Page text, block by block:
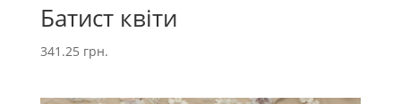
Батист квіти
341.25 грн.